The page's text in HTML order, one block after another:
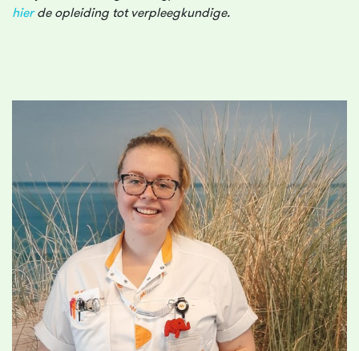
hierde opleiding tot verpleegkundige.